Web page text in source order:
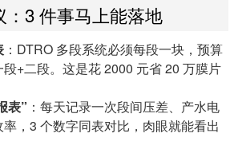
：3 件事马上能落地
：DTRO 多段系统必须每段一块，预算
+二段。这是花 2000 元省 20 万膜片
表” ：每天记录一次段间压差、产水电
，3 个数字同表对比，肉眼就能看出